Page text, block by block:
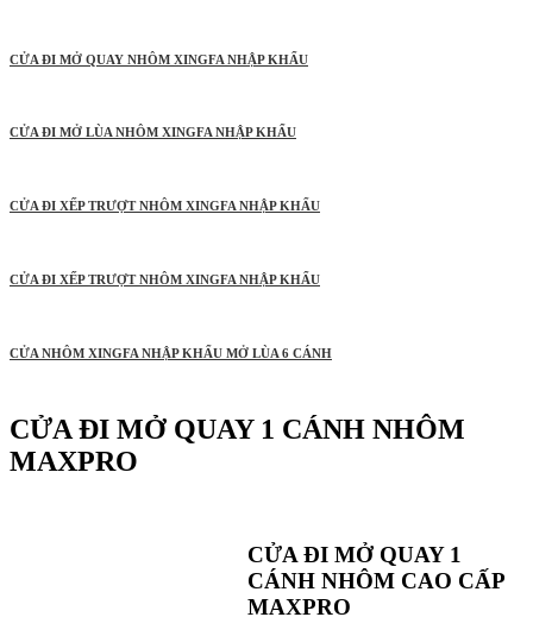
CỬA ĐI MỞ QUAY NHÔM XINGFA NHẬP KHẨU
CỬA ĐI MỞ LÙA NHÔM XINGFA NHẬP KHẨU
CỬA ĐI XẾP TRƯỢT NHÔM XINGFA NHẬP KHẨU
CỬA ĐI XẾP TRƯỢT NHÔM XINGFA NHẬP KHẨU
CỬA NHÔM XINGFA NHẬP KHẨU MỞ LÙA 6 CÁNH
CỬA ĐI MỞ QUAY 1 CÁNH NHÔM
MAXPRO
CỬA ĐI MỞ QUAY 1
CÁNH NHÔM CAO CẤP
MAXPRO